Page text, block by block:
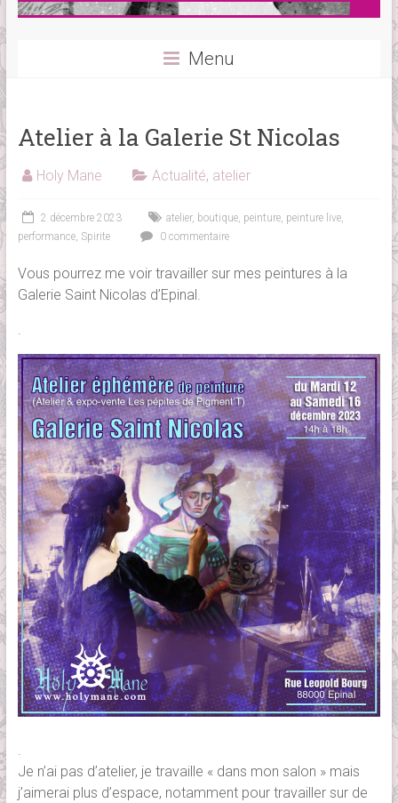
Menu
Atelier à la Galerie St Nicolas
Holy Mane Actualité, atelier
2 décembre 2023 atelier, boutique, peinture, peinture live,
performance, Spirite 0 commentaire
Vous pourrez me voir travailler sur mes peintures à la
Galerie Saint Nicolas d’Epinal.
.
.
Je n’ai pas d’atelier, je travaille « dans mon salon » mais
j’aimerai plus d’espace, notamment pour travailler sur de